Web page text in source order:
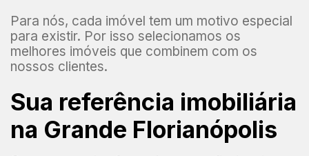
Para nós, cada imóvel tem um motivo especial
para existir. Por isso selecionamos os
melhores imóveis que combinem com os
nossos clientes.
Sua referência imobiliária
na Grande Florianópolis